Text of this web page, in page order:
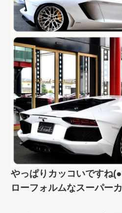
やっぱりカッコいですね
ローフォルムなスーパー